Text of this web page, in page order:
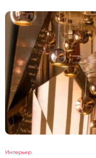
Интерьер